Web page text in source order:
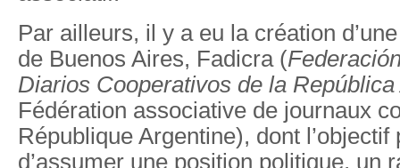
Par ailleurs, il y a eu la création
de Buenos Aires, Fadicra (
Diarios Cooperativos de la
Fédération associative de journaux
République Argentine), dont
d’assumer une position politique, un